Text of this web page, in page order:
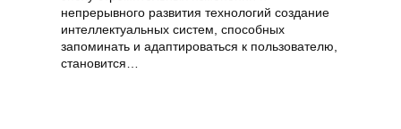
непрерывного развития технологий создание
интеллектуальных систем, способных
запоминать и адаптироваться к пользователю,
становится…